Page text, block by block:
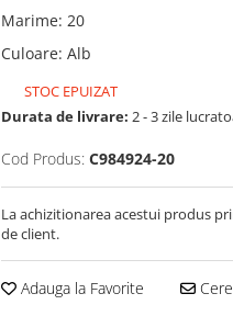
Marime: 20
Culoare: Alb
STOC EPUIZAT
Durata de livrare: 2 - 3 zile
Cod Produs: C984924-20
La achizitionarea acestui produs
de client.
Adauga la Favorite